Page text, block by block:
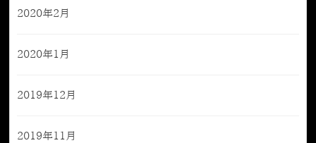
2020年2月
2020年1月
2019年12月
2019年11月